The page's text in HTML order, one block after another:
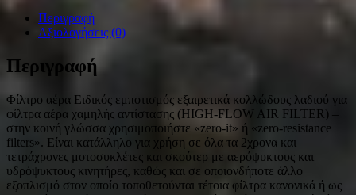
Περιγραφή
Αξιολογήσεις (0)
Περιγραφή
Φίλτρο αέρα Ειδικός εμποτισμός εξαιρετικά κολλώδους λαδιού για
φίλτρα αέρα χαμηλής αντίστασης (HIGH-FLOW AIR FILTER) –
στην κοινή γλώσσα χρησιμοποιήστε «zero-it» ή «zero-resistance
filters». Είναι κατάλληλο για χρήση σε όλα τα 2χρονα και
τετράχρονες μοτοσυκλέτες και σκούτερ με αερόψυκτους και
υδρόψυκτους κινητήρες, καθώς και σε οποιονδήποτε άλλο
εξοπλισμό στον οποίο τοποθετούνται τέτοια φίλτρα κανονικά ή ως